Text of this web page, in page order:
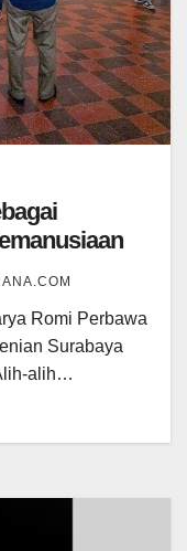
Romi Perbawa
Surabaya
alih…